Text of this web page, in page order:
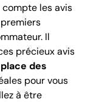
les avis
premiers
Il
précieux avis
des
pour vous
à être